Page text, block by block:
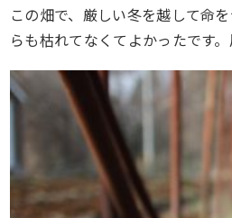
この畑で、厳しい冬を越して命
らも枯れてなくてよかったです